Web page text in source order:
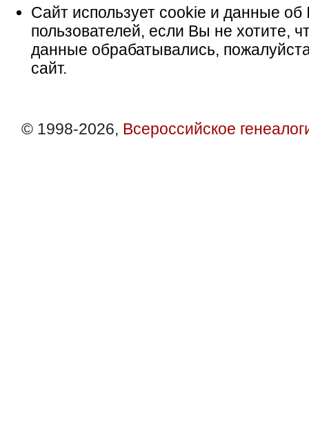
Сайт использует cookie и данные об
пользователей, если Вы не хотите,
данные обрабатывались,
сайт.
© 1998-2026, Всероссийское